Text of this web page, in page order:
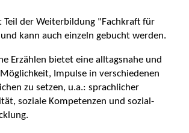
Teil der Weiterbildung "Fachkraft für
kann auch einzeln gebucht werden.
Erzählen bietet eine alltagsnahe und
Impulse in verschiedenen
zu setzen, u.a.: sprachlicher
soziale Kompetenzen und sozial-